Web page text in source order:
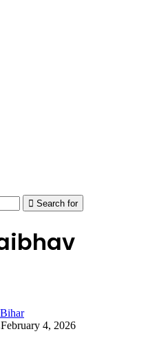
Search for
February 4, 2026